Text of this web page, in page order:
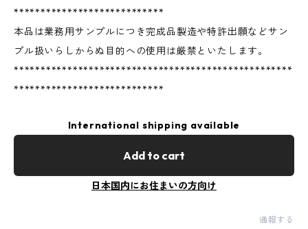
****************************
本品は業務用サンプルにつき完成品製造や特許出願などサン
プル扱いらしからぬ目的への使用は厳禁といたします。
****************************************************
****************************
International shipping available
Add to cart
日本国内にお住まいの方向け
通報する